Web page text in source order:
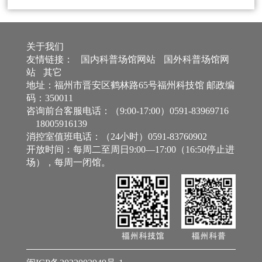
关于我们
友情链接：
国内科普场馆网站
国外科普场馆网
站
其它
地址：福州市晋安区鹤林路65号福州科技馆 邮政编
码：350011
咨询前台客服电话：（9:00-17:00）0591-83969716
18005916139
消控室值班电话：（24小时）0591-83760902
开放时间：每周二至周日9:00—17:00（16:50停止进
场），每周一闭馆。